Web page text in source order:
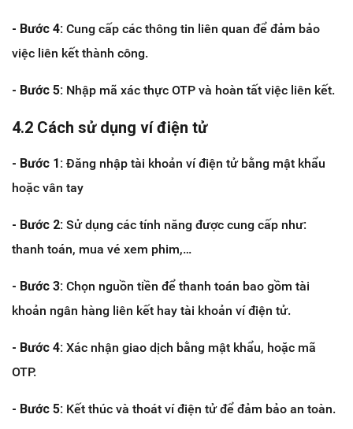
- Bước 4: Cung cấp các thông tin liên quan để đảm bảo
việc liên kết thành công.
- Bước 5: Nhập mã xác thực OTP và hoàn tất việc liên kết.
4.2 Cách sử dụng ví điện tử
- Bước 1: Đăng nhập tài khoản ví điện tử bằng mật khẩu
hoặc vân tay
- Bước 2: Sử dụng các tính năng được cung cấp như:
thanh toán, mua vé xem phim,…
- Bước 3: Chọn nguồn tiền để thanh toán bao gồm tài
khoản ngân hàng liên kết hay tài khoản ví điện tử.
- Bước 4: Xác nhận giao dịch bằng mật khẩu, hoặc mã
OTP.
- Bước 5: Kết thúc và thoát ví điện tử để đảm bảo an toàn.